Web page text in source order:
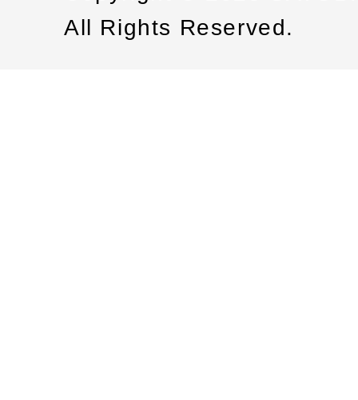
All Rights Reserved.